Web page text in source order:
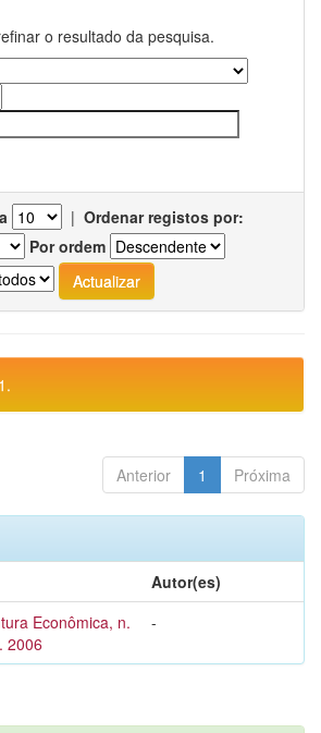
o resultado da pesquisa.
| Ordenar registos por:
Por ordem
Anterior 1 Próxima
Autor(es)
Econômica, n.
2006
-